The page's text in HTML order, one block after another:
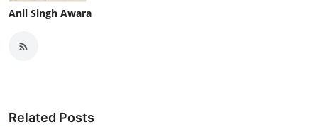
Anil Singh Awara
Related Posts